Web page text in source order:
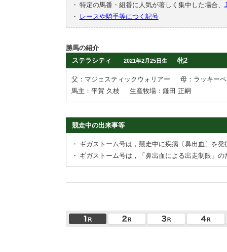
・ 特定の馬番・組番に人気が著しく集中した場合、
・
レースや騎手等につく記号
勝馬の紹介
ステラシティ
2021年2月25日生 牝2
父：マジェスティックウォリアー
母：ラッキー
馬主：平賀 久枝
生産牧場：鎌田 正嗣
競走中の出来事等
・ ギガストーム号は，競走中に疾病〔鼻出血〕を発
・ ギガストーム号は，「鼻出血による出走制限」